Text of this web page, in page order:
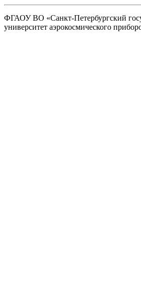
ФГАОУ ВО «Санкт-Петербургский
университет аэрокосмического